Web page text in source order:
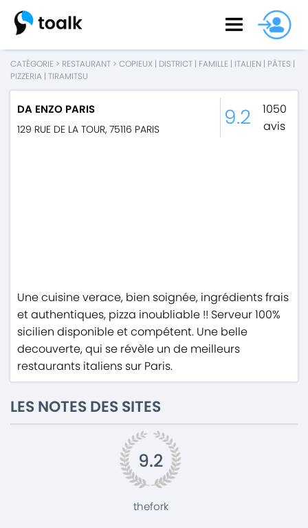
CATÉGORIE > RESTAURANT > COPIEUX | DISTRICT | FAMILLE | ITALIEN | PÂTES |
PIZZERIA | TIRAMITSU
DA ENZO PARIS
129 RUE DE LA TOUR, 75116 PARIS 9.2
1050
avis
Une cuisine verace, bien soignée, ingrédients frais
et authentiques, pizza inoubliable !! Serveur 100%
sicilien disponible et compétent. Une belle
decouverte, qui se révèle un de meilleurs
restaurants italiens sur Paris.
LES NOTES DES SITES
9.2
thefork